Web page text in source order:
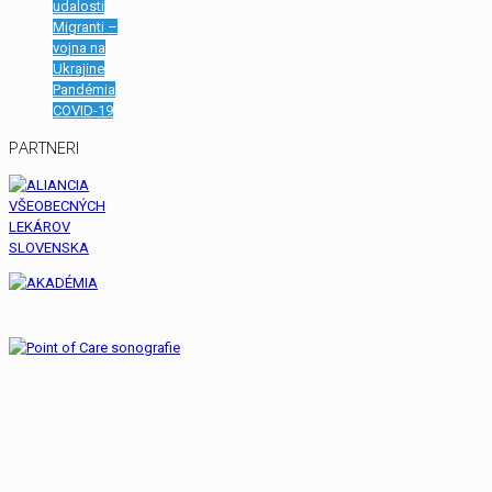
udalosti
Migranti –
vojna na
Ukrajine
Pandémia
COVID-19
PARTNERI